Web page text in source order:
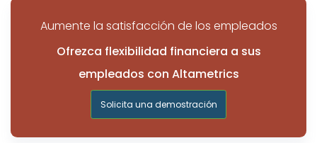
Aumente la satisfacción de los empleados
Ofrezca flexibilidad financiera a sus
empleados con Altametrics
Solicita una demostración